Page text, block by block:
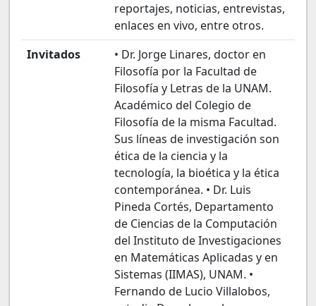
reportajes, noticias, entrevistas,
enlaces en vivo, entre otros.
Invitados
• Dr. Jorge Linares, doctor en
Filosofía por la Facultad de
Filosofía y Letras de la UNAM.
Académico del Colegio de
Filosofía de la misma Facultad.
Sus líneas de investigación son
ética de la ciencia y la
tecnología, la bioética y la ética
contemporánea. • Dr. Luis
Pineda Cortés, Departamento
de Ciencias de la Computación
del Instituto de Investigaciones
en Matemáticas Aplicadas y en
Sistemas (IIMAS), UNAM. •
Fernando de Lucio Villalobos,